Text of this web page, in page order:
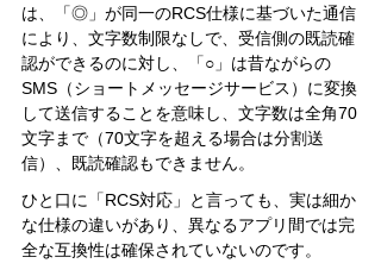
は、「◎」が同一のRCS仕様に基づいた通信
により、文字数制限なしで、受信側の既読確
認ができるのに対し、「○」は昔ながらの
SMS（ショートメッセージサービス）に変換
して送信することを意味し、文字数は全角70
文字まで（70文字を超える場合は分割送
信）、既読確認もできません。
ひと口に「RCS対応」と言っても、実は細か
な仕様の違いがあり、異なるアプリ間では完
全な互換性は確保されていないのです。